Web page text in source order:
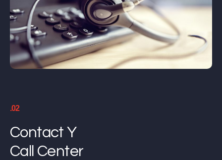
.02
Contact Y
Call Center